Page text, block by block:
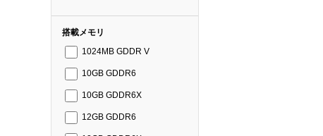
搭載メモリ
1024MB GDDR V
10GB GDDR6
10GB GDDR6X
12GB GDDR6